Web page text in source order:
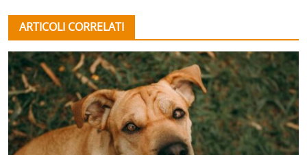
ARTICOLI CORRELATI